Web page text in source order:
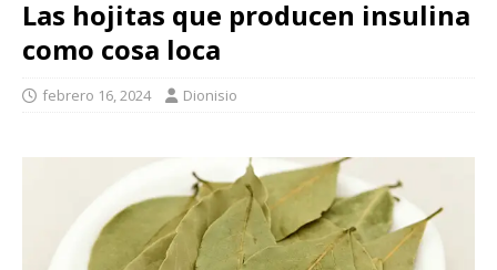
Las hojitas que producen insulina
como cosa loca
febrero 16, 2024 Dionisio